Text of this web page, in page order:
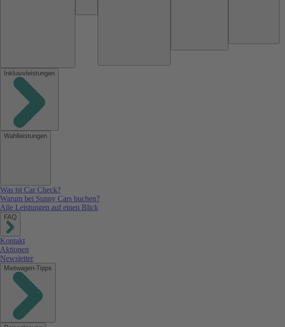
Inklusivleistungen
Wahlleistungen
Was ist Car Check?
Warum bei Sunny Cars buchen?
Alle Leistungen auf einen Blick
FAQ
Kontakt
Aktionen
Newsletter
Mietwagen-Tipps